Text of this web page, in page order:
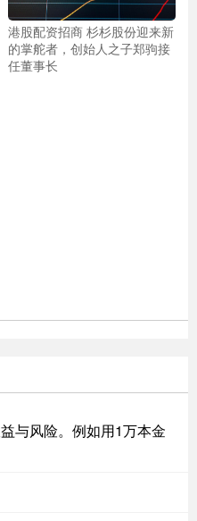
港股配资招商 杉杉股份迎来新
的掌舵者，创始人之子郑驹接
任董事长
与风险。例如用1万本金